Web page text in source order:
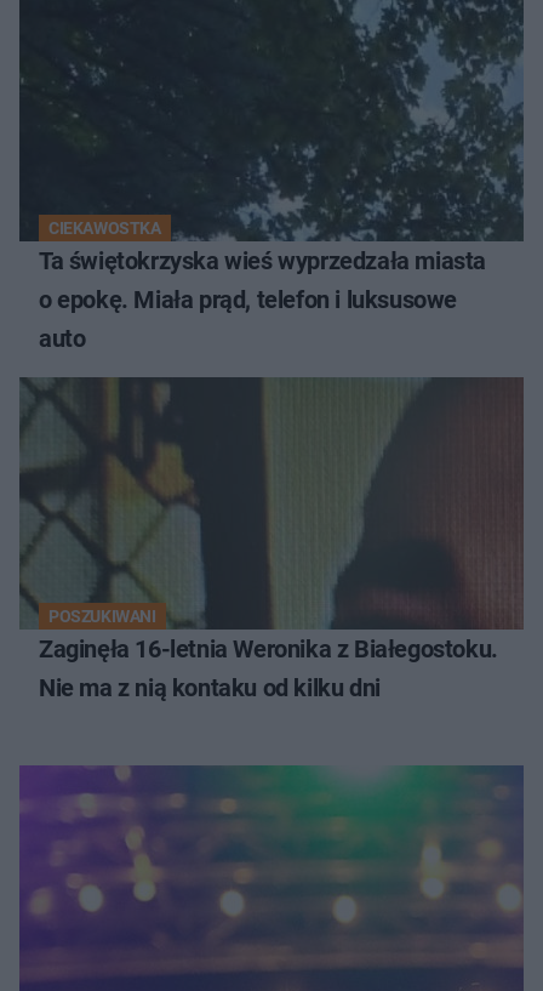
CIEKAWOSTKA
Ta świętokrzyska wieś wyprzedzała miasta
o epokę. Miała prąd, telefon i luksusowe
auto
POSZUKIWANI
Zaginęła 16-letnia Weronika z Białegostoku.
Nie ma z nią kontaku od kilku dni